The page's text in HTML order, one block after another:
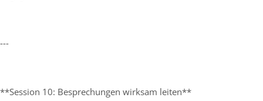
---
**Session 10: Besprechungen wirksam leiten**